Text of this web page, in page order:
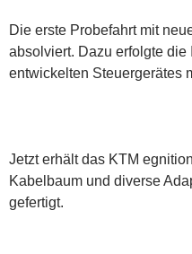
Die erste Probefahrt mit
absolviert. Dazu erfolgte
entwickelten Steuergerätes
Jetzt erhält das KTM
Kabelbaum und diverse
gefertigt.